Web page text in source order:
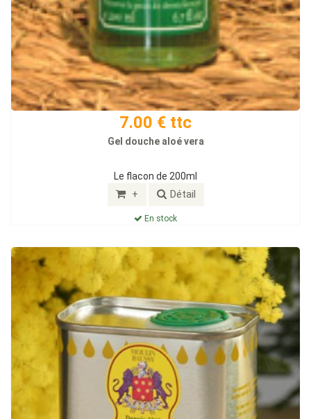
7.00 € ttc
Gel douche aloé vera
Le flacon de 200ml
+ Détail
En stock